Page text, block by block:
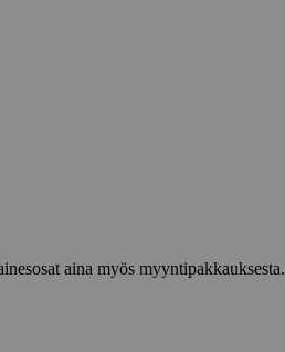
aina myös myyntipakkauksesta.